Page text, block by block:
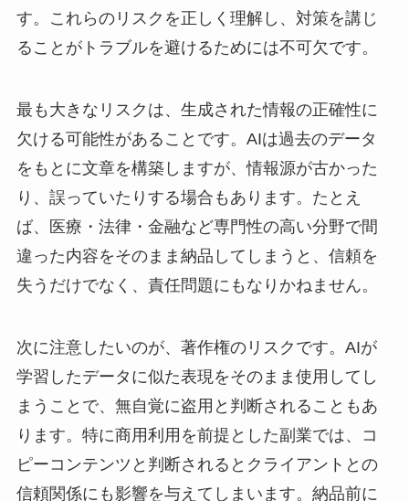
す。これらのリスクを正しく理解し、対策を講じ
ることがトラブルを避けるためには不可欠です。
最も大きなリスクは、生成された情報の正確性に
欠ける可能性があることです。AIは過去のデータ
をもとに文章を構築しますが、情報源が古かった
り、誤っていたりする場合もあります。たとえ
ば、医療・法律・金融など専門性の高い分野で間
違った内容をそのまま納品してしまうと、信頼を
失うだけでなく、責任問題にもなりかねません。
次に注意したいのが、著作権のリスクです。AIが
学習したデータに似た表現をそのまま使用してし
まうことで、無自覚に盗用と判断されることもあ
ります。特に商用利用を前提とした副業では、コ
ピーコンテンツと判断されるとクライアントとの
信頼関係にも影響を与えてしまいます。納品前に